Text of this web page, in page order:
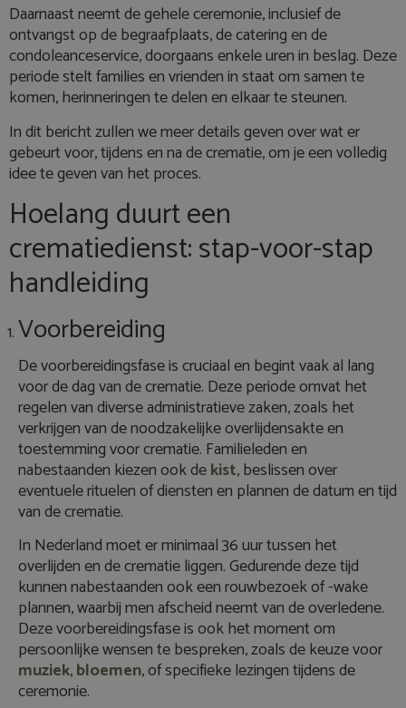
Daarnaast neemt de gehele ceremonie, inclusief de
ontvangst op de begraafplaats, de catering en de
condoleanceservice, doorgaans enkele uren in beslag. Deze
periode stelt families en vrienden in staat om samen te
komen, herinneringen te delen en elkaar te steunen.
In dit bericht zullen we meer details geven over wat er
gebeurt voor, tijdens en na de crematie, om je een volledig
idee te geven van het proces.
Hoelang duurt een
crematiedienst: stap-voor-stap
handleiding
Voorbereiding
De voorbereidingsfase is cruciaal en begint vaak al lang
voor de dag van de crematie. Deze periode omvat het
regelen van diverse administratieve zaken, zoals het
verkrijgen van de noodzakelijke overlijdensakte en
toestemming voor crematie. Familieleden en
nabestaanden kiezen ook dekist, beslissen over
eventuele rituelen of diensten en plannen de datum en tijd
van de crematie.
In Nederland moet er minimaal 36 uur tussen het
overlijden en de crematie liggen. Gedurende deze tijd
kunnen nabestaanden ook een rouwbezoek of -wake
plannen, waarbij men afscheid neemt van de overledene.
Deze voorbereidingsfase is ook het moment om
persoonlijke wensen te bespreken, zoals de keuze voor
muziek,bloemen, of specifieke lezingen tijdens de
ceremonie.